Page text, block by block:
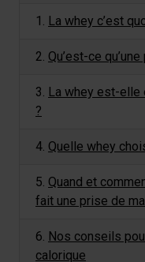
1. La whey c’est
2. Qu’est-ce
3. La whey est-elle
?
4. Quelle whey
5. Quand et
fait une prise de
6. Nos conseils
calorique